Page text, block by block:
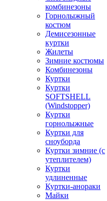
комбинезоны
Горнолыжный
костюм
Демисезонные
куртки
Жилеты
Зимние костюмы
Комбинезоны
Куртки
Куртки
SOFTSHELL
(Windstopper)
Куртки
горнолыжные
Куртки для
сноуборда
Куртки зимние (с
утеплителем)
Куртки
удлиненные
Куртки-анораки
Майки